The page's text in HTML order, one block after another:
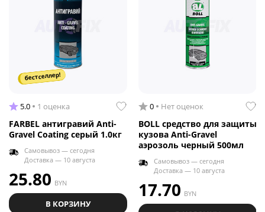
бестселлер!
5.0 1 оценка
FARBEL антигравий Anti-
Gravel Coating серый 1.0кг
Самовывоз — сегодня
Доставка — 10 августа
25.80 BYN
В КОРЗИНУ
0 Нет оценок
BOLL средство для защиты
кузова Anti-Gravel
аэрозоль черный 500мл
Самовывоз — сегодня
Доставка — 10 августа
17.70 BYN